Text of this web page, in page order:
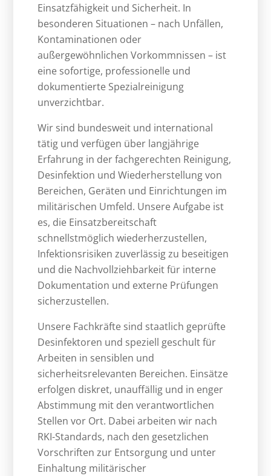
Einsatzfähigkeit und Sicherheit. In
besonderen Situationen – nach Unfällen,
Kontaminationen oder
außergewöhnlichen Vorkommnissen – ist
eine sofortige, professionelle und
dokumentierte Spezialreinigung
unverzichtbar.
Wir sind bundesweit und international
tätig und verfügen über langjährige
Erfahrung in der fachgerechten Reinigung,
Desinfektion und Wiederherstellung von
Bereichen, Geräten und Einrichtungen im
militärischen Umfeld. Unsere Aufgabe ist
es, die Einsatzbereitschaft
schnellstmöglich wiederherzustellen,
Infektionsrisiken zuverlässig zu beseitigen
und die Nachvollziehbarkeit für interne
Dokumentation und externe Prüfungen
sicherzustellen.
Unsere Fachkräfte sind staatlich geprüfte
Desinfektoren und speziell geschult für
Arbeiten in sensiblen und
sicherheitsrelevanten Bereichen. Einsätze
erfolgen diskret, unauffällig und in enger
Abstimmung mit den verantwortlichen
Stellen vor Ort. Dabei arbeiten wir nach
RKI-Standards, nach den gesetzlichen
Vorschriften zur Entsorgung und unter
Einhaltung militärischer